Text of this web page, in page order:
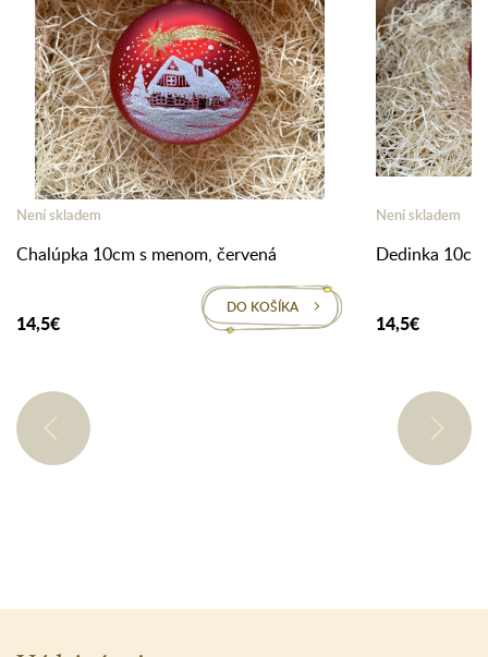
Není skladem
Chalúpka 10cm s menom, červená
14,5€
DO KOŠÍKA
Není skladem
Dedinka
14,5€